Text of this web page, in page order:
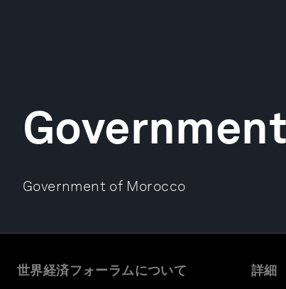
Government of Morocco
世界経済フォーラムについて 詳細